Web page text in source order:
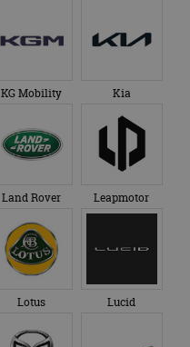
KG Mobility Kia
Land Rover Leapmotor
Lotus Lucid